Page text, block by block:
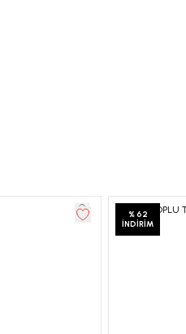
%62
İNDIRIM
SİMLİ GLOPLU